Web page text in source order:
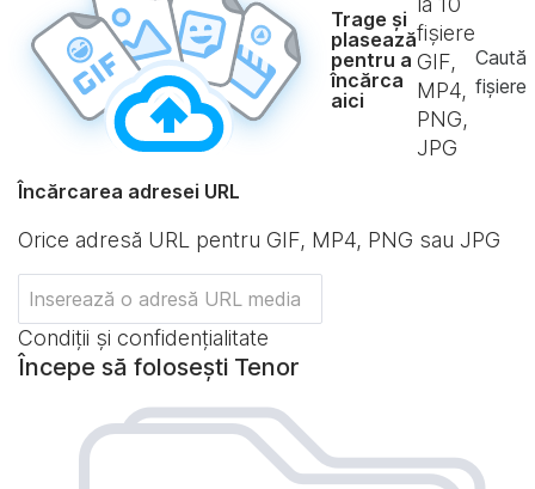
Trage și
plasează
pentru a
încărca
aici
fișiere
GIF,
MP4,
PNG,
JPG
Caută
fișiere
Încărcarea adresei URL
Orice adresă URL pentru GIF, MP4, PNG sau JPG
Condiții și confidențialitate
Începe să folosești Tenor